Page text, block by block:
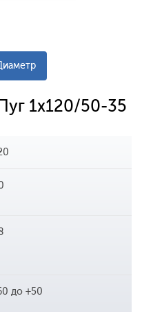
1x120/50-35
до +50